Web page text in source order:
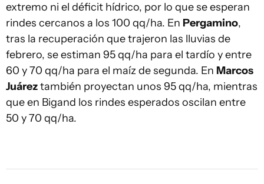
extremo ni el déficit hídrico, por lo que se esperan
rindes cercanos a los 100 qq/ha. En Pergamino,
tras la recuperación que trajeron las lluvias de
febrero, se estiman 95 qq/ha para el tardío y entre
60 y 70 qq/ha para el maíz de segunda. En Marcos
Juáreztambién proyectan unos 95 qq/ha, mientras
que en Bigand los rindes esperados oscilan entre
50 y 70 qq/ha.